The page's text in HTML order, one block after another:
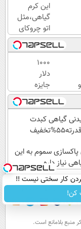
این کرم
گیاهی،مثل
اتو چروکای
پوستتوصاف
میکنه!50%تخفیف
1000
دلار
جایزه
ببر 💲
🤑💲
بازی
کن و
بچرخون
گیاهی کبدت
پاکسازی سموم به این
نیاز داره
کار سختی نیست !!
کن!
با ما
منبع بلامانع است.